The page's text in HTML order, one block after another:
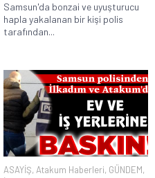
Samsun'da bonzai ve uyuşturucu
hapla yakalanan bir kişi polis
tarafından...
ASAYİŞ, Atakum Haberleri, GÜNDEM,